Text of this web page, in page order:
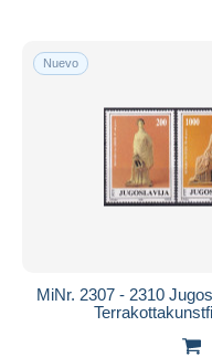
Nuevo
MiNr. 2307 - 2310